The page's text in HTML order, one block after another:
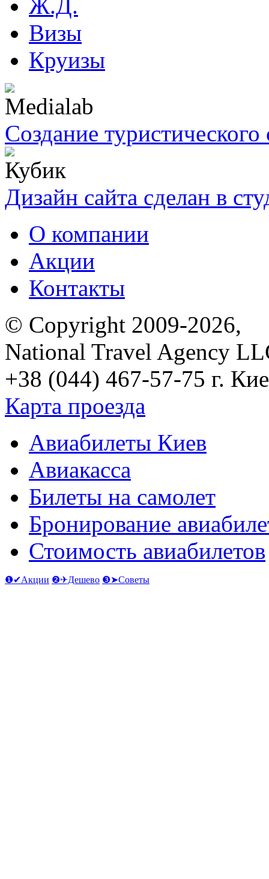
Ж.Д.
Визы
Круизы
Создание туристического
Дизайн сайта сделан в
О компании
Акции
Контакты
© Copyright 2009-2026,
National Travel Agency
+38 (044) 467-57-75 г.
Карта проезда
Авиабилеты Киев
Авиакасса
Билеты на самолет
Бронирование
Стоимость авиабилетов
❶✔Акции ❷✈Дешево ❸➤Советы